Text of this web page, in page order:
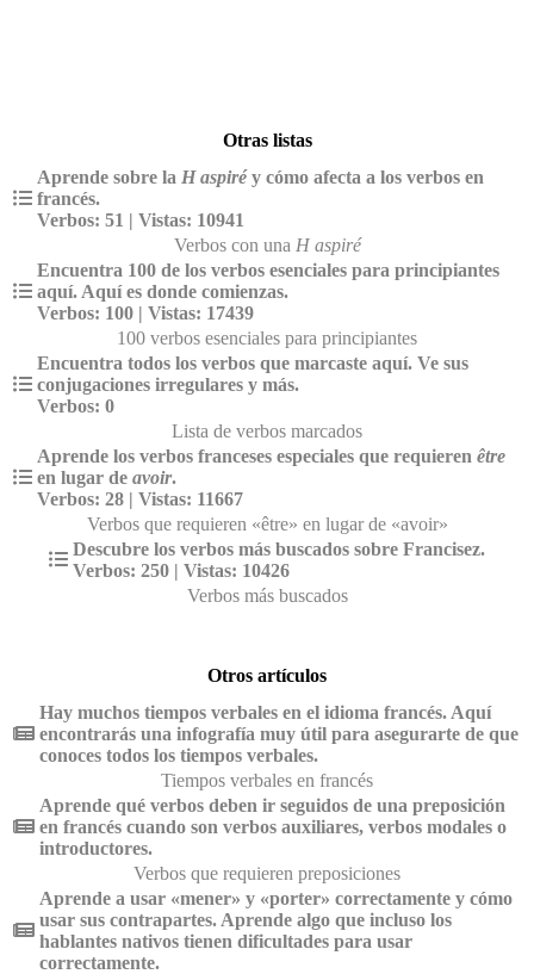
Otras listas
Aprende sobre la H aspiréy cómo afecta a los verbos en
francés.
Verbos: 51 | Vistas: 10941
Verbos con una H aspiré
Encuentra 100 de los verbos esenciales para principiantes
aquí. Aquí es donde comienzas.
Verbos: 100 | Vistas: 17439
100 verbos esenciales para principiantes
Encuentra todos los verbos que marcaste aquí. Ve sus
conjugaciones irregulares y más.
Verbos: 0
Lista de verbos marcados
Aprende los verbos franceses especiales que requieren être
en lugar de avoir.
Verbos: 28 | Vistas: 11667
Verbos que requieren «être» en lugar de «avoir»
Descubre los verbos más buscados sobre Francisez.
Verbos: 250 | Vistas: 10426
Verbos más buscados
Otros artículos
Hay muchos tiempos verbales en el idioma francés. Aquí
encontrarás una infografía muy útil para asegurarte de que
conoces todos los tiempos verbales.
Tiempos verbales en francés
Aprende qué verbos deben ir seguidos de una preposición
en francés cuando son verbos auxiliares, verbos modales o
introductores.
Verbos que requieren preposiciones
Aprende a usar «mener» y «porter» correctamente y cómo
usar sus contrapartes. Aprende algo que incluso los
hablantes nativos tienen dificultades para usar
correctamente.